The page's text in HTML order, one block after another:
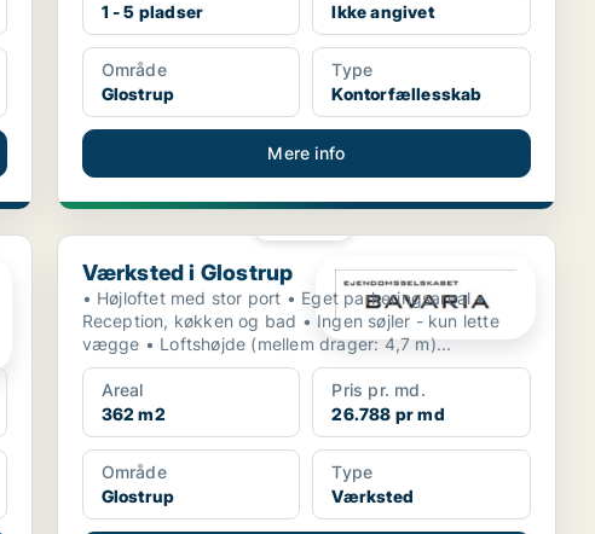
1 - 5 pladser
Ikke angivet
Område
Glostrup
Type
Kontorfællesskab
Mere info
Værksted i Glostrup
Værksted i Glostrup
• Højloftet med stor port • Eget parkeringsareal •
Reception, køkken og bad • Ingen søjler - kun lette
vægge • Loftshøjde (mellem drager: 4,7 m)...
Areal
362 m2
Pris pr. md.
26.788 pr md
Område
Glostrup
Type
Værksted